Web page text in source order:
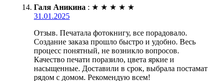
Галя Аникина : ★ ★ ★ ★ ★
31.01.2025
Отзыв. Печатала фотокнигу, все порадовало.
Создание заказа прошло быстро и удобно. Весь
процесс понятный, не возникло вопросов.
Качество печати поразило, цвета яркие и
насыщенные. Доставили в срок, выбрала постамат
рядом с домом. Рекомендую всем!